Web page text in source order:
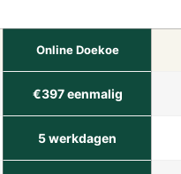
Online Doekoe
€397 eenmalig
5 werkdagen